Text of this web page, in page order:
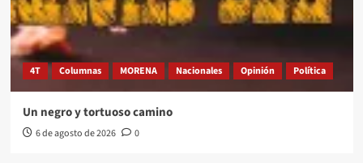
4T Columnas MORENA Nacionales Opinión Política
Un negro y tortuoso camino
6 de agosto de 2026 0